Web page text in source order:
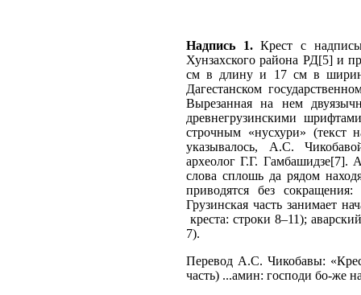
Надпись 1.Крест с
Хунзахского района РД[5] и
см в длину и 17 см в
Дагестанском
Вырезанная на нем
древнегрузинскими
строчным «нусхури» (текст
указывалось, А.С.
археолог Г.Г. Гамбашидзе[7].
слова сплошь да рядом
приводятся без
Грузинская часть занимает
креста: строки 8–11);
7).
Перевод А.С. Чикобавы:
часть) ...амин: господи бо-же